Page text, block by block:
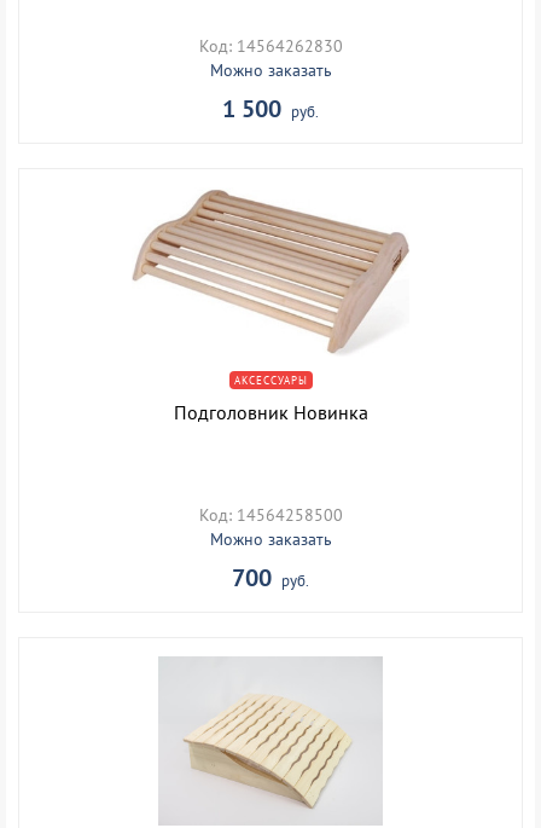
Код: 14564262830
Можно заказать
1 500 руб.
АКСЕССУАРЫ
Подголовник Новинка
Код: 14564258500
Можно заказать
700 руб.